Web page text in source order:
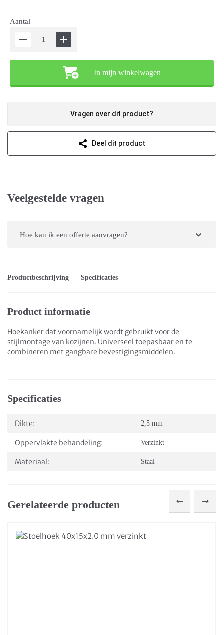
Aantal
In mijn winkelwagen
Vragen over dit product?
Deel dit product
Veelgestelde vragen
Hoe kan ik een offerte aanvragen?
Productbeschrijving Specificaties
Product informatie
Hoekanker dat voornamelijk wordt gebruikt voor de
stijlmontage van kozijnen. Universeel toepasbaar en te
combineren met gangbare bevestigingsmiddelen.
Specificaties
Dikte: 2,5 mm
Oppervlakte behandeling: Verzinkt
Materiaal: Staal
Gerelateerde producten